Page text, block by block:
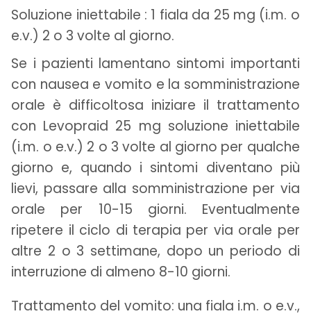
Soluzione iniettabile : 1 fiala da 25 mg (i.m. o
e.v.) 2 o 3 volte al giorno.
Se i pazienti lamentano sintomi importanti
con nausea e vomito e la somministrazione
orale è difficoltosa iniziare il trattamento
con Levopraid 25 mg soluzione iniettabile
(i.m. o e.v.) 2 o 3 volte al giorno per qualche
giorno e, quando i sintomi diventano più
lievi, passare alla somministrazione per via
orale per 10-15 giorni. Eventualmente
ripetere il ciclo di terapia per via orale per
altre 2 o 3 settimane, dopo un periodo di
interruzione di almeno 8-10 giorni.
Trattamento del vomito: una fiala i.m. o e.v.,